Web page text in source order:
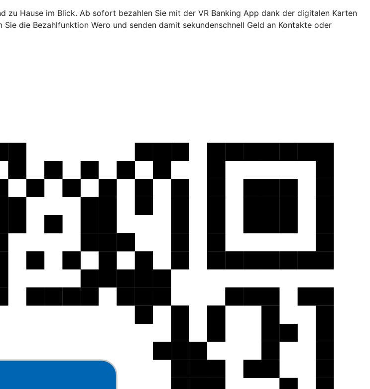
zu Hause im Blick. Ab sofort bezahlen Sie mit der VR Banking App dank der digitalen Karten
die Bezahlfunktion Wero und senden damit sekundenschnell Geld an Kontakte oder